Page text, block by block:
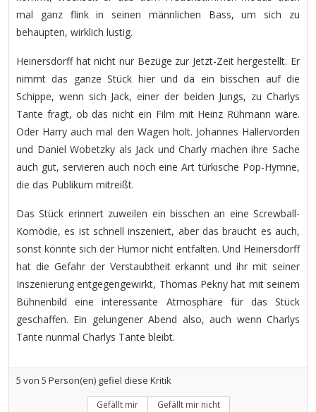
mal ganz flink in seinen männlichen Bass, um sich zu
behaupten, wirklich lustig.
Heinersdorff hat nicht nur Bezüge zur Jetzt-Zeit hergestellt. Er
nimmt das ganze Stück hier und da ein bisschen auf die
Schippe, wenn sich Jack, einer der beiden Jungs, zu Charlys
Tante fragt, ob das nicht ein Film mit Heinz Rühmann wäre.
Oder Harry auch mal den Wagen holt. Johannes Hallervorden
und Daniel Wobetzky als Jack und Charly machen ihre Sache
auch gut, servieren auch noch eine Art türkische Pop-Hymne,
die das Publikum mitreißt.
Das Stück erinnert zuweilen ein bisschen an eine Screwball-
Komödie, es ist schnell inszeniert, aber das braucht es auch,
sonst könnte sich der Humor nicht entfalten. Und Heinersdorff
hat die Gefahr der Verstaubtheit erkannt und ihr mit seiner
Inszenierung entgegengewirkt, Thomas Pekny hat mit seinem
Bühnenbild eine interessante Atmosphäre für das Stück
geschaffen. Ein gelungener Abend also, auch wenn Charlys
Tante nunmal Charlys Tante bleibt.
5 von 5 Person(en) gefiel diese Kritik
Gefällt mir Gefällt mir nicht